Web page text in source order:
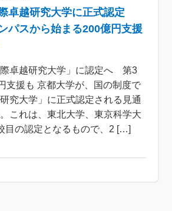
卓越研究大学に正式認定
スから始まる200億円支援
卓越研究大学」に認定へ 第3
支援も 京都大学が、国の制度で
究大学」に正式認定される見通
これは、東北大学、東京科学大
目の認定となるもので、2 […]